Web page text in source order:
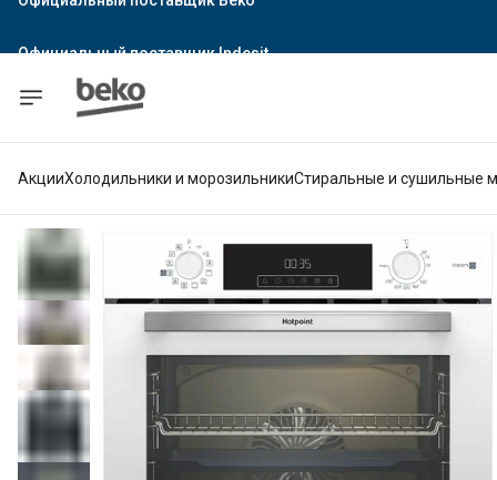
Официальный поставщик Hotpoint
АкцииХолодильники и морозильникиСтиральные и сушильные